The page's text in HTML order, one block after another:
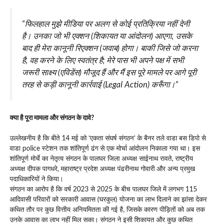
“फिलहाल मुझे मीडिया पर अलग से कोई प्रतिक्रिया नहीं देनी
है। उनका जो भी एक्शन (शिकायत या आंदोलन) आएगा, उसके
बाद ही मेरा कानूनी रिएक्शन (जवाब) होगा। बाकी जिसे जो करना
है, वह करने के लिए स्वतंत्र है; मेरे पास भी अपने पक्ष में सभी
जरूरी साक्ष्य (एविडेंस) मौजूद हैं और मैं इस पूरे मामले पर आगे पूरी
तरह से कड़ी कानूनी कार्रवाई (Legal Action) करूँगा।”
क्या है पूरा मामला और संगठन के दावे?
उल्लेखनीय है कि बीते 14 मई को ‘एकता संघर्ष संगठन’ के बैनर तले वाडा बस डिपो से
वाडा police स्टेशन तक शांतिपूर्ण ढंग से एक मोर्चा आंदोलन निकाला गया था। इस
शांतिपूर्ण मोर्चे का नेतृत्व संगठन के पालघर जिला अध्यक्ष साईनाथ रावते, राष्ट्रीय
अध्यक्ष दीपक पागधरे, महाराष्ट्र प्रदेश अध्यक्ष पंढरीनाथ गोवारी और अन्य प्रमुख
पदाधिकारियों ने किया।
संगठन का आरोप है कि वर्ष 2023 से 2025 के बीच पालघर जिले में लगभग 115
आदिवासी परिवारों को सरकारी आवास (घरकुल) योजना का लाभ दिलाने का झांसा देकर
कथित तौर पर कुछ वित्तीय अनियमितता की गई है, जिसके कारण पीड़ितों को अब तक
उनके आवास का लाभ नहीं मिल सका। संगठन ने इसी शिकायत और कुछ कथित